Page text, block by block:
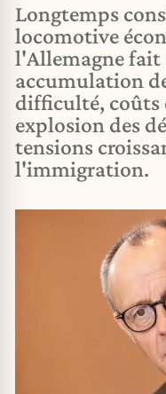
Longtemps
locomotive
l'Allemagne fait
accumulation
difficulté, coûts
explosion des
tensions
l'immigration.